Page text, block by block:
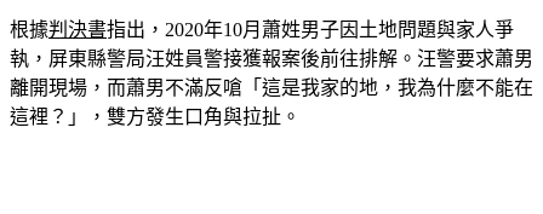
根據判決書指出，2020年10月蕭姓男子因土地問題與家人爭
執，屏東縣警局汪姓員警接獲報案後前往排解。汪警要求蕭男
離開現場，而蕭男不滿反嗆「這是我家的地，我為什麼不能在
這裡？」，雙方發生口角與拉扯。